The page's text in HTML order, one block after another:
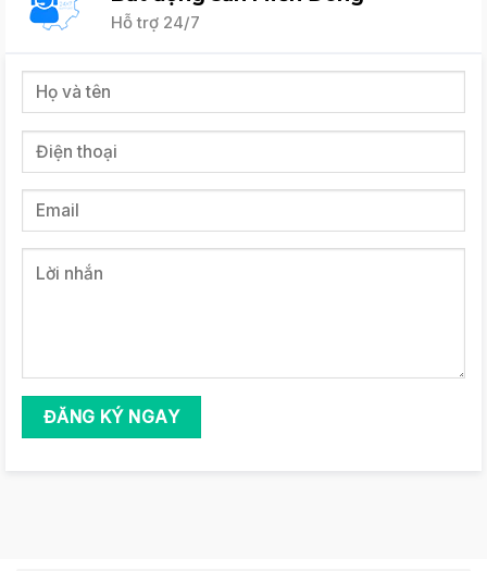
Hỗ trợ 24/7